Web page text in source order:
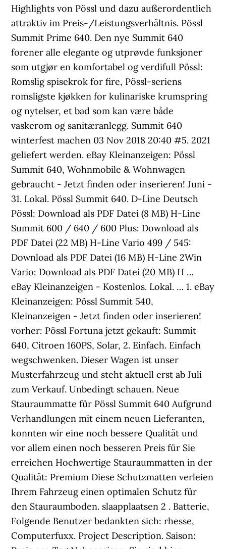
Highlights von Pössl und dazu außerordentlich
attraktiv im Preis-/Leistungsverhältnis. Pössl
Summit Prime 640. Den nye Summit 640
forener alle elegante og utprøvde funksjoner
som utgjør en komfortabel og verdifull Pössl:
Romslig spisekrok for fire, Pössl-seriens
romsligste kjøkken for kulinariske krumspring
og nytelser, et bad som kan være både
vaskerom og sanitæranlegg. Summit 640
winterfest machen 03 Nov 2018 20:40 #5. 2021
geliefert werden. eBay Kleinanzeigen: Pössl
Summit 640, Wohnmobile & Wohnwagen
gebraucht - Jetzt finden oder inserieren! Juni -
31. Lokal. Pössl Summit 640. D-Line Deutsch
Pössl: Download als PDF Datei (8 MB) H-Line
Summit 600 / 640 / 600 Plus: Download als
PDF Datei (22 MB) H-Line Vario 499 / 545:
Download als PDF Datei (16 MB) H-Line 2Win
Vario: Download als PDF Datei (20 MB) H …
eBay Kleinanzeigen - Kostenlos. Lokal. … 1. eBay
Kleinanzeigen: Pössl Summit 540,
Kleinanzeigen - Jetzt finden oder inserieren!
vorher: Pössl Fortuna jetzt gekauft: Summit
640, Citroen 160PS, Solar, 2. Einfach. Einfach
wegschwenken. Dieser Wagen ist unser
Musterfahrzeug und steht aktuell erst ab Juli
zum Verkauf. Unbedingt schauen. Neue
Stauraummatte für Pössl Summit 640 Aufgrund
Verhandlungen mit einem neuen Lieferanten,
konnten wir eine noch bessere Qualität und
vor allem einen noch besseren Preis für Sie
erreichen Hochwertige Stauraummatten in der
Qualität: Premium Diese Schutzmatten verleien
Ihrem Fahrzeug einen optimalen Schutz für
den Stauraumboden. slaapplaatsen 2 . Batterie,
Folgende Benutzer bedankten sich: rhesse,
Computerfuxx. Project Description. Saison: